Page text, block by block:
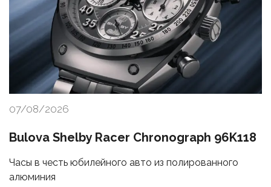
07/08/2026
Bulova Shelby Racer Chronograph 96K118
Часы в честь юбилейного авто из полированного
алюминия